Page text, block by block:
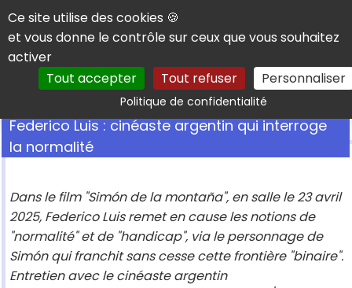
Panneau de gestion des cookies
Ce site utilise des cookies 🍪
et vous donne le contrôle sur ceux que vous souhaitez
activer
Tout accepter
Tout refuser Personnaliser
Politique de confidentialitéRechercher
Federico Luis : cinéaste argentin qui interroge
la normalité
Dans le film "Simón de la montaña", en salle le 23 avril
2025, Federico Luis remet en cause les notions de
"normalité" et de "handicap", via le personnage de
Simón qui franchit sans cesse cette frontière "binaire".
Entretien avec le cinéaste argentin